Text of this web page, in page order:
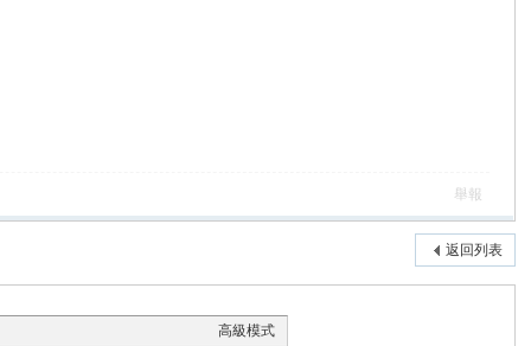
舉報
返回列表
高級模式